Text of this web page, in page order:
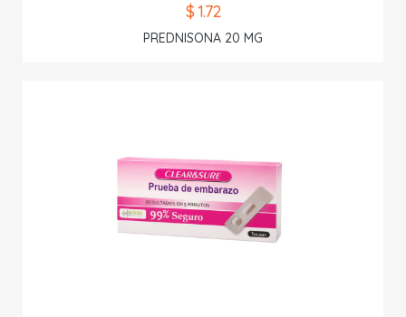
$ 1.72
PREDNISONA 20 MG